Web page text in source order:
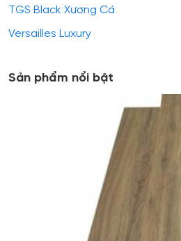
TGS Black Xương Cá
Versailles Luxury
Sản phẩm nổi bật